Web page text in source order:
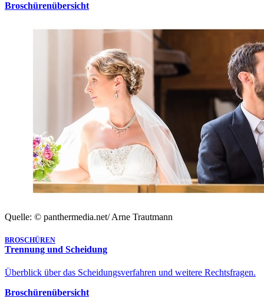
Broschürenübersicht
Quelle: © panthermedia.net/ Arne Trautmann
BROSCHÜREN
Trennung und Scheidung
Überblick über das Scheidungsverfahren und weitere Rechtsfragen.
Broschürenübersicht